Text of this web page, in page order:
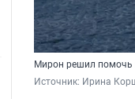
Мирон решил
Источник: Ирина